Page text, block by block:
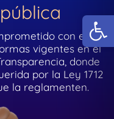
con el
vigentes en el
donde
por la Ley 1712
la reglamenten.